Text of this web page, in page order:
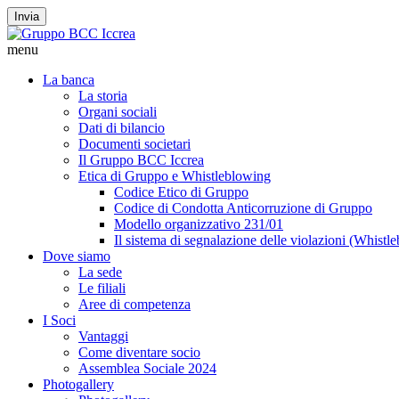
Invia
menu
La banca
La storia
Organi sociali
Dati di bilancio
Documenti societari
Il Gruppo BCC Iccrea
Etica di Gruppo e Whistleblowing
Codice Etico di Gruppo
Codice di Condotta Anticorruzione di Gruppo
Modello organizzativo 231/01
Il sistema di segnalazione delle violazioni
Dove siamo
La sede
Le filiali
Aree di competenza
I Soci
Vantaggi
Come diventare socio
Assemblea Sociale 2024
Photogallery